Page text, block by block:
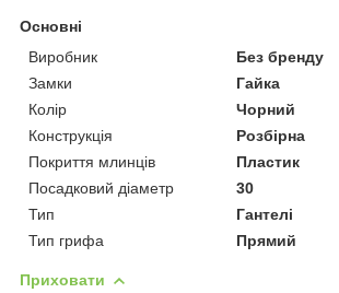
Основні
Виробник
Без бренду
Замки
Гайка
Колір
Чорний
Конструкція
Розбірна
Покриття млинців
Пластик
Посадковий діаметр
30
Тип
Гантелі
Тип грифа
Прямий
Приховати